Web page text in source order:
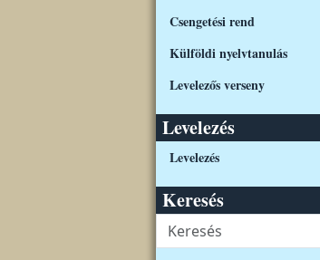
Csengetési rend
Külföldi nyelvtanulás
Levelezős verseny
Levelezés
Levelezés
Keresés
Keresés